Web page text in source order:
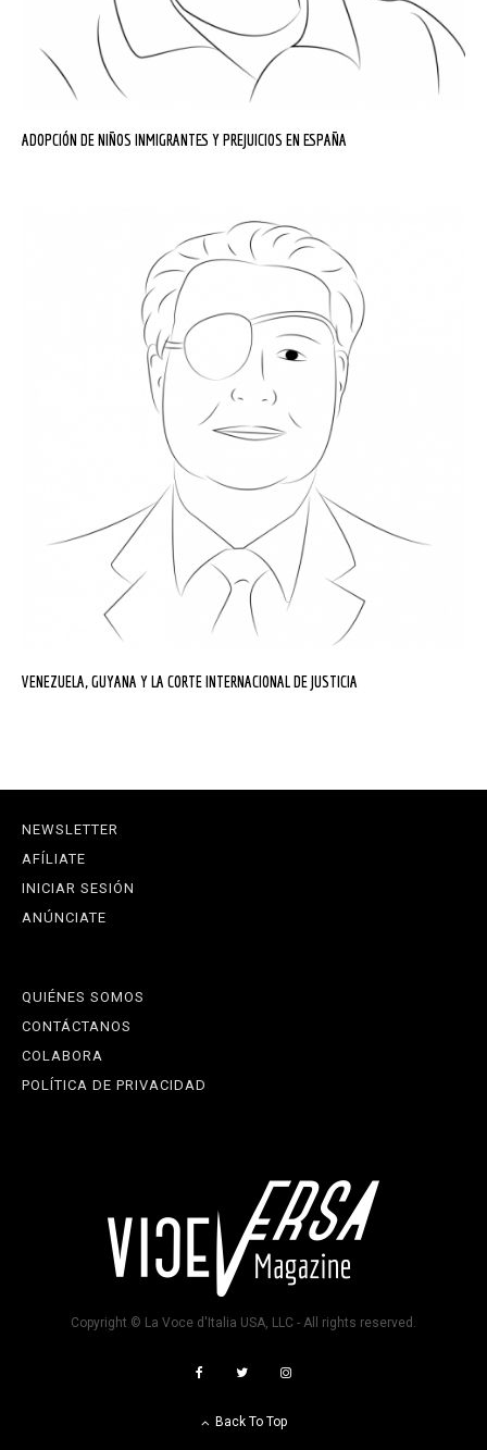
ADOPCIÓN DE NIÑOS INMIGRANTES Y PREJUICIOS EN ESPAÑA
VENEZUELA, GUYANA Y LA CORTE INTERNACIONAL DE JUSTICIA
NEWSLETTER
AFÍLIATE
INICIAR SESIÓN
ANÚNCIATE
QUIÉNES SOMOS
CONTÁCTANOS
COLABORA
POLÍTICA DE PRIVACIDAD
Copyright © La Voce d'Italia USA, LLC - All rights reserved.
Back To Top